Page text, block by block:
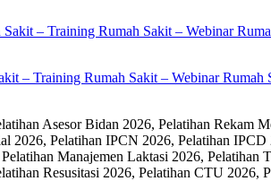
– Training Rumah Sakit – Webinar Rumah
Asesor Bidan 2026, Pelatihan Rekam
2026, Pelatihan IPCN 2026, Pelatihan
Manajemen Laktasi 2026,
Resusitasi 2026, Pelatihan CTU